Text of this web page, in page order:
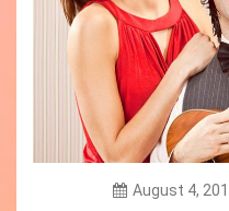
August 4,